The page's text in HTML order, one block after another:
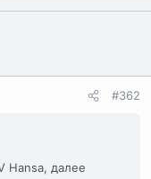
#362
Hansa, далее